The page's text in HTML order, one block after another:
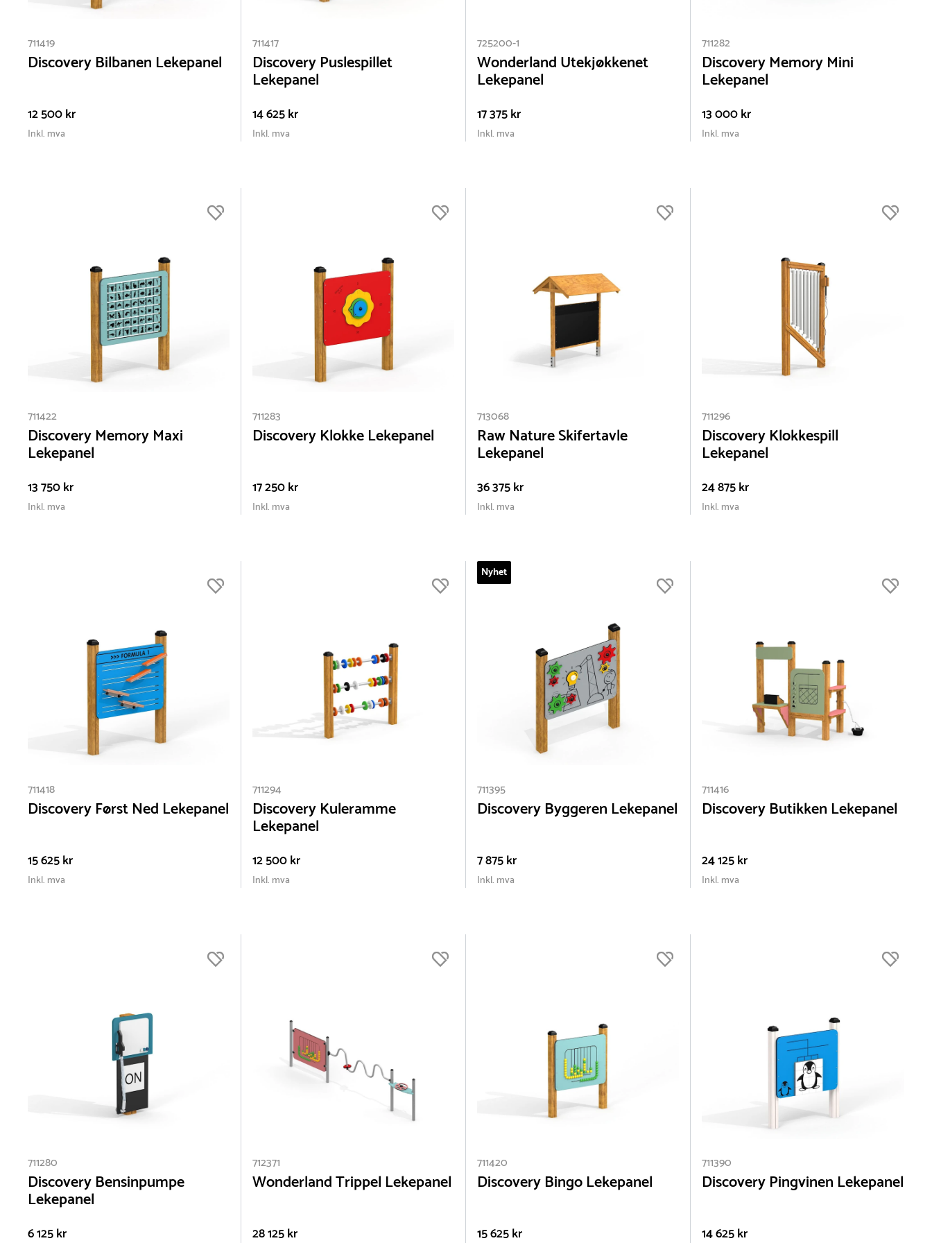
711419
Discovery Bilbanen Lekepanel
12 500 kr
Inkl. mva
711417
Discovery Puslespillet
Lekepanel
14 625 kr
Inkl. mva
725200-1
Wonderland Utekjøkkenet
Lekepanel
17 375 kr
Inkl. mva
711282
Discovery Memory Mini
Lekepanel
13 000 kr
Inkl. mva
711422
Discovery Memory Maxi
Lekepanel
13 750 kr
Inkl. mva
711283
Discovery Klokke Lekepanel
17 250 kr
Inkl. mva
713068
Raw Nature Skifertavle
Lekepanel
36 375 kr
Inkl. mva
711296
Discovery Klokkespill
Lekepanel
24 875 kr
Inkl. mva
711418
Discovery Først Ned Lekepanel
15 625 kr
Inkl. mva
711294
Discovery Kuleramme
Lekepanel
12 500 kr
Inkl. mva
Nyhet
711395
Discovery Byggeren Lekepanel
7 875 kr
Inkl. mva
711416
Discovery Butikken Lekepanel
24 125 kr
Inkl. mva
711280
Discovery Bensinpumpe
Lekepanel
6 125 kr
712371
Wonderland Trippel Lekepanel
28 125 kr
711420
Discovery Bingo Lekepanel
15 625 kr
711390
Discovery Pingvinen Lekepanel
14 625 kr